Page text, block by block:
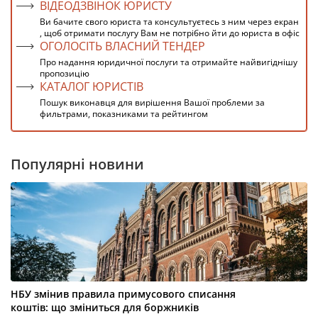
ВІДЕОДЗВІНОК ЮРИСТУ
Ви бачите свого юриста та консультуєтесь з ним через екран
, щоб отримати послугу Вам не потрібно йти до юриста в офіс
ОГОЛОСІТЬ ВЛАСНИЙ ТЕНДЕР
Про надання юридичної послуги та отримайте найвигіднішу
пропозицію
КАТАЛОГ ЮРИСТІВ
Пошук виконавця для вирішення Вашої проблеми за
фильтрами, показниками та рейтингом
Популярні новини
НБУ змінив правила примусового списання
коштів: що зміниться для боржників